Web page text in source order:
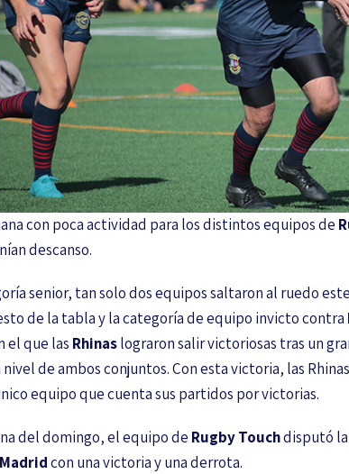
con poca actividad para los distintos equipos de
descanso.
senior, tan solo dos equipos saltaron al ruedo
de la tabla y la categoría de equipo invicto contra
el que las Rhinaslograron salir victoriosas tras un
de ambos conjuntos. Con esta victoria, las
equipo que cuenta sus partidos por victorias.
del domingo, el equipo de Rugby Touchdisputó la
con una victoria y una derrota.